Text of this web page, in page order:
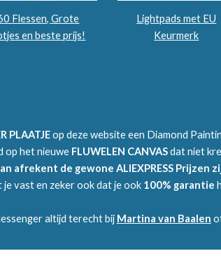
Flessen, Grote
en beste prijs!
Lightpads met EU
Keurmerk
PLAATJEop deze website een Diamond
op het nieuwe FLUWELEN CANVASdat niet
afrekent de gewone ALIEXPRESS Prijzen
je vast en zeker ook dat je ook 100% garantie
altijd terecht bij Martina van Baalen